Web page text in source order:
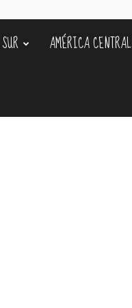
AMÉRICA CENTRAL